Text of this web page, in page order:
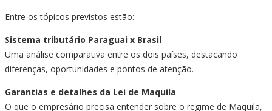
Entre os tópicos previstos estão:
Sistema tributário Paraguai x Brasil
Uma análise comparativa entre os dois países, destacando
diferenças, oportunidades e pontos de atenção.
Garantias e detalhes da Lei de Maquila
O que o empresário precisa entender sobre o regime de Maquila,